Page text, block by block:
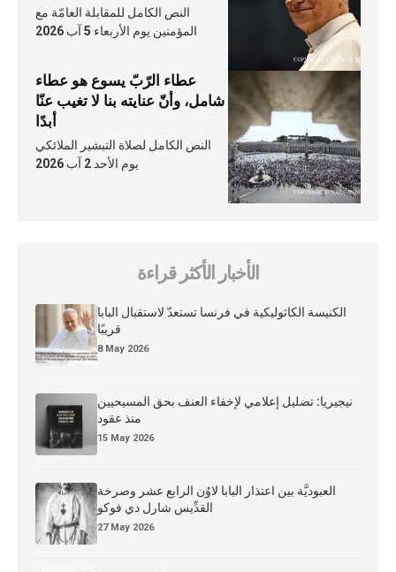
النص الكامل للمقابلة العامّة مع
المؤمنين يوم الأربعاء 5 آب 2026
عطاء الرّبّ يسوع هو عطاء
شامل، وأنّ عنايته بنا لا تغيب عنّا
أبدًا
النص الكامل لصلاة التبشير الملائكي
يوم الأحد 2 آب 2026
الأخبار الأكثر قراءة
الكنيسة الكاثوليكية في فرنسا تستعدّ لاستقبال البابا
قريبًا
8 May 2026
نيجيريا: تضليل إعلامي لإخفاء العنف بحق المسيحيين
منذ عقود
15 May 2026
العبوديَّة بين اعتذار البابا لاوُن الرابع عشر وصرخة
القدِّيس شارل دي فوكو
27 May 2026